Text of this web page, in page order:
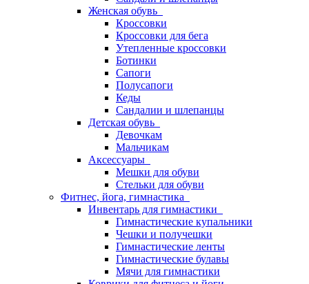
Женская обувь
Кроссовки
Кроссовки для бега
Утепленные кроссовки
Ботинки
Сапоги
Полусапоги
Кеды
Сандалии и шлепанцы
Детская обувь
Девочкам
Мальчикам
Аксессуары
Мешки для обуви
Стельки для обуви
Фитнес, йога, гимнастика
Инвентарь для гимнастики
Гимнастические купальники
Чешки и получешки
Гимнастические ленты
Гимнастические булавы
Мячи для гимнастики